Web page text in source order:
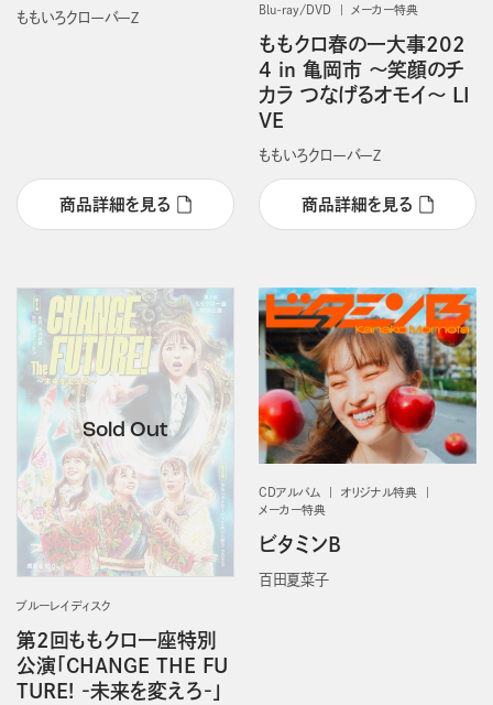
ももいろクローバーＺ
商品詳細を見る
Blu-ray/DVD メーカー特典
ももクロ春の一大事202
4 in 亀岡市 ～笑顔のチ
カラ つなげるオモイ～ LI
VE
ももいろクローバーＺ
商品詳細を見る
ブルーレイディスク
第2回ももクロ一座特別
公演「CHANGE THE FU
TURE! ‐未来を変えろ‐」
CDアルバム
オリジナル特典
メーカー特典
ビタミンB
百田夏菜子